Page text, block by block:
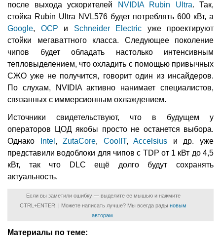
после выхода ускорителей
NVIDIA Rubin Ultra. Так,
стойка Rubin Ultra NVL576 будет потреблять 600 кВт, а
Google, OCP и Schneider Electric уже проектируют
стойки мегаваттного класса. Следующее поколение
чипов будет обладать настолько интенсивным
тепловыделением, что охладить с помощью привычных
СЖО уже не получится, говорит один из инсайдеров.
По слухам, NVIDIA активно нанимает специалистов,
связанных с иммерсионным охлаждением.
Источники свидетельствуют, что в будущем у
операторов ЦОД якобы просто не останется выбора.
Однако
Intel ,ZutaCore, CoolIT,Accelsius и др. уже
представили водоблоки для чипов с TDP от 1 кВт до 4,5
кВт, так что DLС ещё долго будут сохранять
актуальность.
Если вы заметили ошибку — выделите ее мышью и нажмите
CTRL+ENTER. | Можете написать лучше? Мы всегда рады новым
авторам
Материалы по теме: